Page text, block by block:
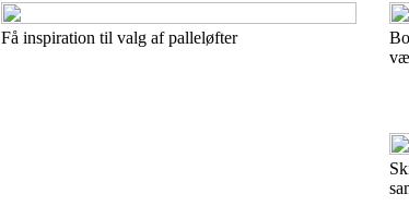
Få inspiration til valg af palleløfter